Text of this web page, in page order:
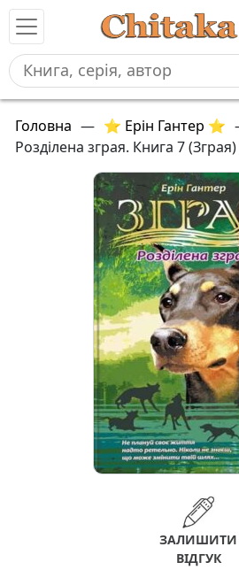
Головна — ⭐ Ерін Гантер ⭐
Розділена зграя. Книга 7 (Зграя)
ЗАЛИШИТИ
ВІДГУК